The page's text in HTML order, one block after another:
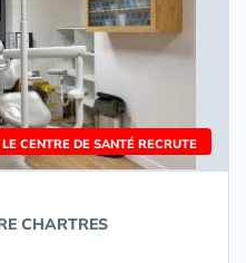
LE CENTRE DE SANTÉ RECRUTE
CHARTRES